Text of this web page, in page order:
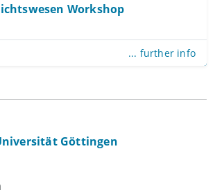
Workshop
... further info
Göttingen